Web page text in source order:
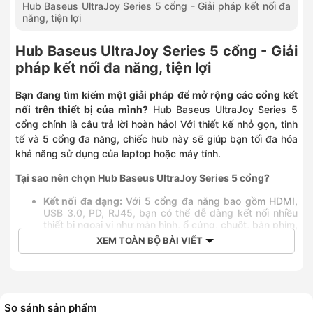
0828252255
1060 Đường 3/2, Phường Phú Thọ, Hồ Chí Minh
436 Quang Trung, Phường Gò Vấp, Hồ Chí Minh
0836302255
0966356215
Số 215 Lê Văn Việt, Phường Tăng Nhơn Phú, Hồ Chí Minh
0826802255
243 Bạch Đằng, Phường Gia Định, Hồ Chí Minh
0909051680
0908572255
272 Đại Lộ Bình Dương, Phường Phú Lợi, Hồ Chí Minh
0902840419
27M Nguyễn Ảnh Thủ, Phường Trung Mỹ Tây, Hồ Chí Minh
672–674 Lê Hồng Phong, Phường Vườn Lài, Hồ Chí Minh
Hub Baseus UltraJoy Series 5 cổng - Giải pháp kết nối đa
năng, tiện lợi
Hub Baseus UltraJoy Series 5 cổng - Giải
pháp kết nối đa năng, tiện lợi
Bạn đang tìm kiếm một giải pháp để mở rộng các cổng kết
nối trên thiết bị của mình? Hub Baseus UltraJoy Series 5
cổng chính là câu trả lời hoàn hảo! Với thiết kế nhỏ gọn, tinh
tế và 5 cổng đa năng, chiếc hub này sẽ giúp bạn tối đa hóa
khả năng sử dụng của laptop hoặc máy tính.
Tại sao nên chọn Hub Baseus UltraJoy Series 5 cổng?
Kết nối đa dạng: Với 5 cổng đa năng bao gồm HDMI,
USB 3.0, PD, RJ45, bạn có thể dễ dàng kết nối nhiều
thiết bị ngoại vi như màn hình, ổ cứng, chuột, bàn phím,
thiết bị mạng... cùng một lúc.
Truyền tải dữ liệu siêu tốc:
cao, mang đến trải nghiệm hình ảnh tuyệt vời.
XEM TOÀN BỘ BÀI VIẾT
So sánh sản phẩm